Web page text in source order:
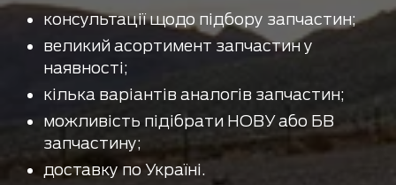
консультації щодо підбору запчастин;
великий асортимент запчастин у
наявності;
кілька варіантів аналогів запчастин;
можливість підібрати НОВУ або БВ
запчастину;
доставку по Україні.